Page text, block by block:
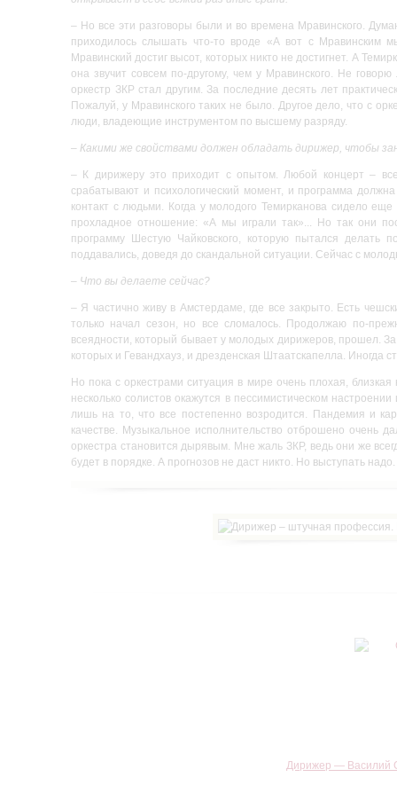
– Но все эти разговоры были и во времена Мравинского.
приходилось слышать что-то вроде «А вот с Мравинским
Мравинский достиг высот, которых никто не достигнет. А
она звучит совсем по-другому, чем у Мравинского. Не
оркестр ЗКР стал другим. За последние десять лет
Пожалуй, у Мравинского таких не было. Другое дело, что с
люди, владеющие инструментом по высшему разряду.
– Какими же свойствами должен обладать дирижер, чтобы
– К дирижеру это приходит с опытом. Любой концерт –
срабатывают и психологический момент, и программа
контакт с людьми. Когда у молодого Темирканова сидело
прохладное отношение: «А мы играли так»... Но так они
программу Шестую Чайковского, которую пытался делать
поддавались, доведя до скандальной ситуации. Сейчас с
– Что вы делаете сейчас?
– Я частично живу в Амстердаме, где все закрыто. Есть
только начал сезон, но все сломалось. Продолжаю по-
всеядности, который бывает у молодых дирижеров, прошел.
которых и Гевандхауз, и дрезденская Штаатскапелла.
Но пока с оркестрами ситуация в мире очень плохая,
несколько солистов окажутся в пессимистическом
лишь на то, что все постепенно возродится. Пандемия и
качестве. Музыкальное исполнительство отброшено очень
оркестра становится дырявым. Мне жаль ЗКР, ведь они же
будет в порядке. А прогнозов не даст никто. Но выступать надо.
Дирижер — Василий